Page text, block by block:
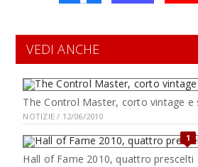
VEDI ANCHE
The Control Master, corto vintage e
NOTIZIE / 12/06/2010
1
Hall of Fame 2010, quattro prescelti